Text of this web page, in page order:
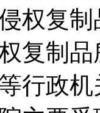
权复
复制
行政